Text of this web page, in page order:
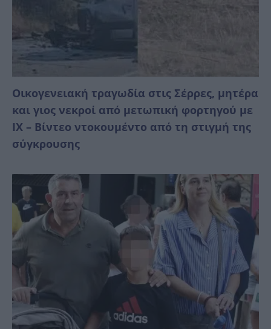
Οικογενειακή τραγωδία στις Σέρρες, μητέρα
και γιος νεκροί από μετωπική φορτηγού με
ΙΧ – Βίντεο ντοκουμέντο από τη στιγμή της
σύγκρουσης